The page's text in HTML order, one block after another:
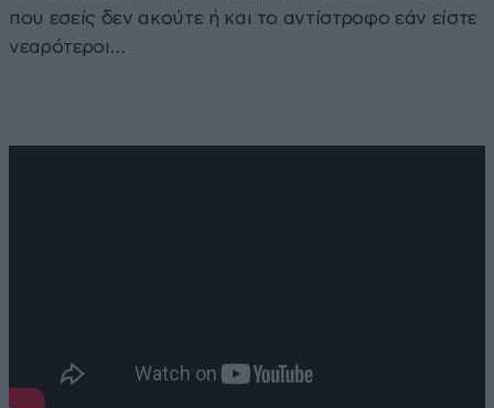
που εσείς δεν ακούτε ή και το αντίστροφο εάν είστε
νεαρότεροι…